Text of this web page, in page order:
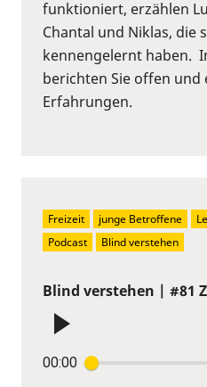
funktioniert, erzählen
Chantal und Niklas, die
kennengelernt haben.
berichten Sie offen
Erfahrungen.
Blind verstehen | #81
00:00
Freizeit junge Betroffene
Podcast
Blind verstehen